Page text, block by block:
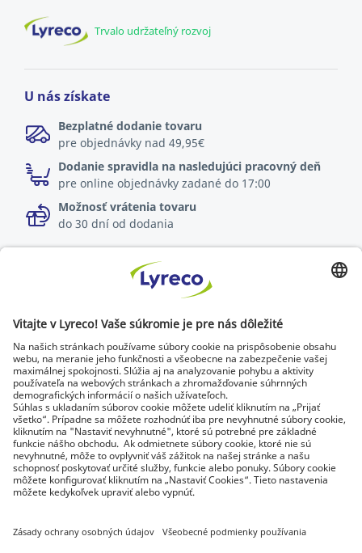
Trvalo udržateľný rozvoj
U nás získate
Bezplatné dodanie tovaru
pre objednávky nad 49,95€
Dodanie spravidla na nasledujúci pracovný deň
pre online objednávky zadané do 17:00
Možnosť vrátenia tovaru
do 30 dní od dodania
Špecialista na každé pracovisko
Objavte Lyreco riešenia pre ekologickejšie pracoviská
© Lyreco 2026 | Dodávame výhradne firmám a
podnikateľom. Všetky ceny sú uvedené bez DPH. Právo
spotrebiteľa na odstúpenie od zmluvy sa neuplatňuje.
Identifikačné údaje|Všeobecné obchodné
podmienky|Elektronická fakturácia
prístupnosti |Podmienky použitia| Ochrana